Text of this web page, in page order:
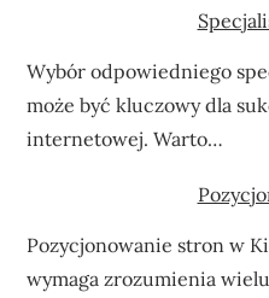
Wybór odpowiedniego
może być kluczowy dla
internetowej. Warto…
Pozycjonowanie stron w
wymaga zrozumienia